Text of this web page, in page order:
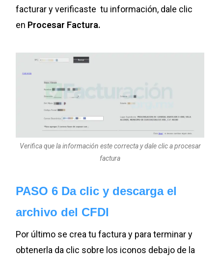
facturar y verificaste tu información, dale clic
en Procesar Factura.
Verifica que la información este correcta y dale clic a procesar
factura
PASO 6 Da clic y descarga el
archivo del CFDI
Por último se crea tu factura y para terminar y
obtenerla da clic sobre los iconos debajo de la